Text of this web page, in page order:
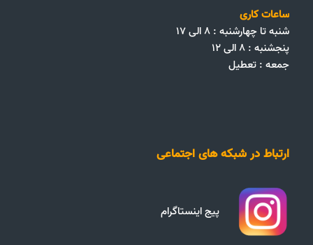
ساعات کاری
شنبه تا چهارشنبه : ۸ الی ۱۷
پنجشنبه : ۸ الی ۱۲
جمعه‌ :‌ تعطیل
ارتباط در شبکه های اجتماعی
پیج اینستاگرام